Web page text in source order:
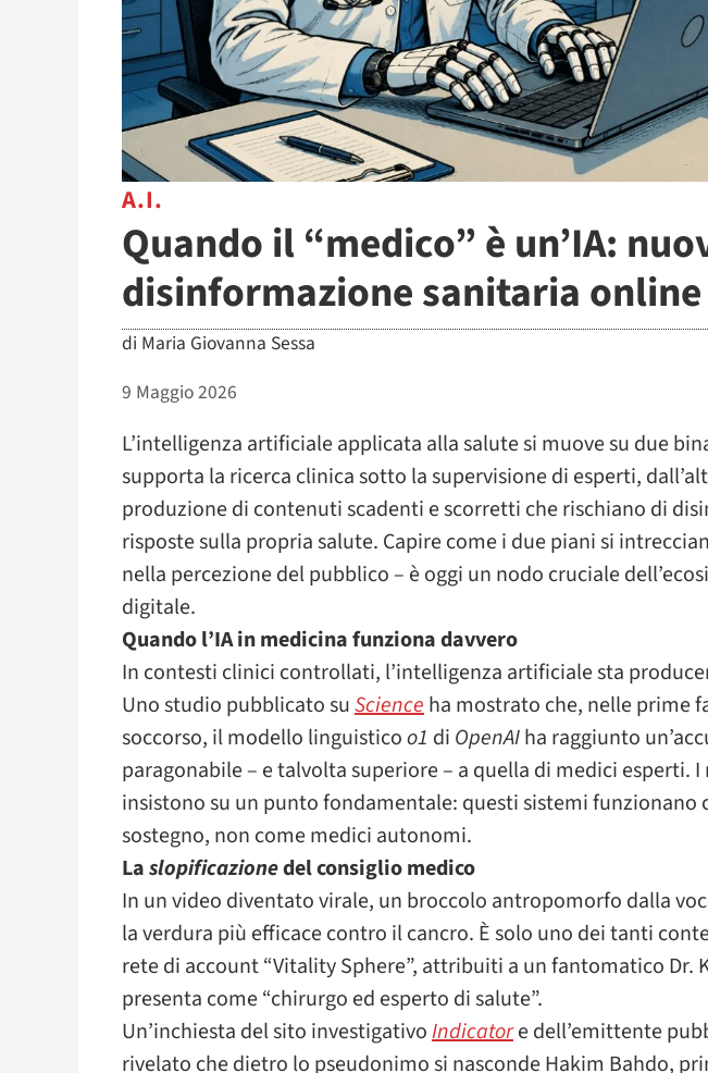
A.I.
Quando il “medico” è un’IA:
disinformazione sanitaria online
di Maria Giovanna Sessa
9 Maggio 2026
L’intelligenza artificiale applicata alla salute si muove su due
supporta la ricerca clinica sotto la supervisione di esperti,
produzione di contenuti scadenti e scorretti che rischiano di
risposte sulla propria salute. Capire come i due piani si
nella percezione del pubblico – è oggi un nodo cruciale
digitale.
Quando l’IA in medicina funziona davvero
In contesti clinici controllati, l’intelligenza artificiale sta
Uno studio pubblicato suScienceha mostrato che, nelle prime
soccorso, il modello linguisticoo1 di OpenAIha raggiunto
paragonabile – e talvolta superiore – a quella di medici esperti.
insistono su un punto fondamentale: questi sistemi funzionano
sostegno, non come medici autonomi.
Laslopificazionedel consiglio medico
In un video diventato virale, un broccolo antropomorfo dalla
la verdura più efficace contro il cancro. È solo uno dei tanti
rete di account “Vitality Sphere”, attribuiti a un fantomatico Dr.
presenta come “chirurgo ed esperto di salute”.
Un’inchiesta del sito investigativoIndicatore dell’emittente
rivelato che dietro lo pseudonimo si nasconde Hakim Bahdo,